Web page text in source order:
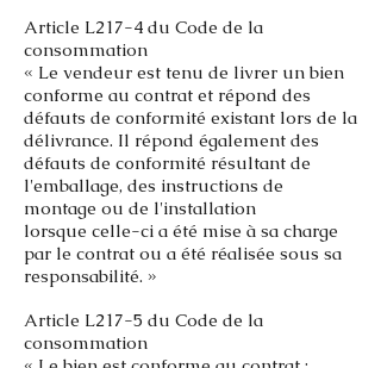
Article L217-4 du Code de la
consommation
« Le vendeur est tenu de livrer un bien
conforme au contrat et répond des
défauts de conformité existant lors de la
délivrance. Il répond également des
défauts de conformité résultant de
l'emballage, des instructions de
montage ou de l'installation
lorsque celle-ci a été mise à sa charge
par le contrat ou a été réalisée sous sa
responsabilité. »
Article L217-5 du Code de la
consommation